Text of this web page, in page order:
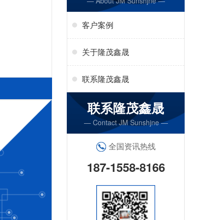
客户案例
关于隆茂鑫晟
联系隆茂鑫晟
联系隆茂鑫晟
— Contact JM Sunshjne —
全国资讯热线
187-1558-8166